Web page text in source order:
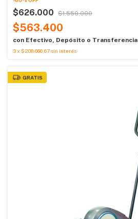
$626.000 $1.550.000
$563.400
con Efectivo, Depósito o Transferencia
3x $208.666,67 sin interés
GRATIS